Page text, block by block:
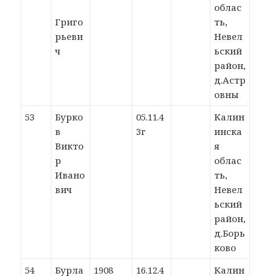
Григо
рьеви
ч
облас
ть,
Невел
ьский
район,
д.Астр
овны
53
Бурко
в
Викто
р
Ивано
вич
05.11.4
3г
Калин
инска
я
облас
ть,
Невел
ьский
район,
д.Борь
ково
54
Бурла 1908 16.12.4 Калин